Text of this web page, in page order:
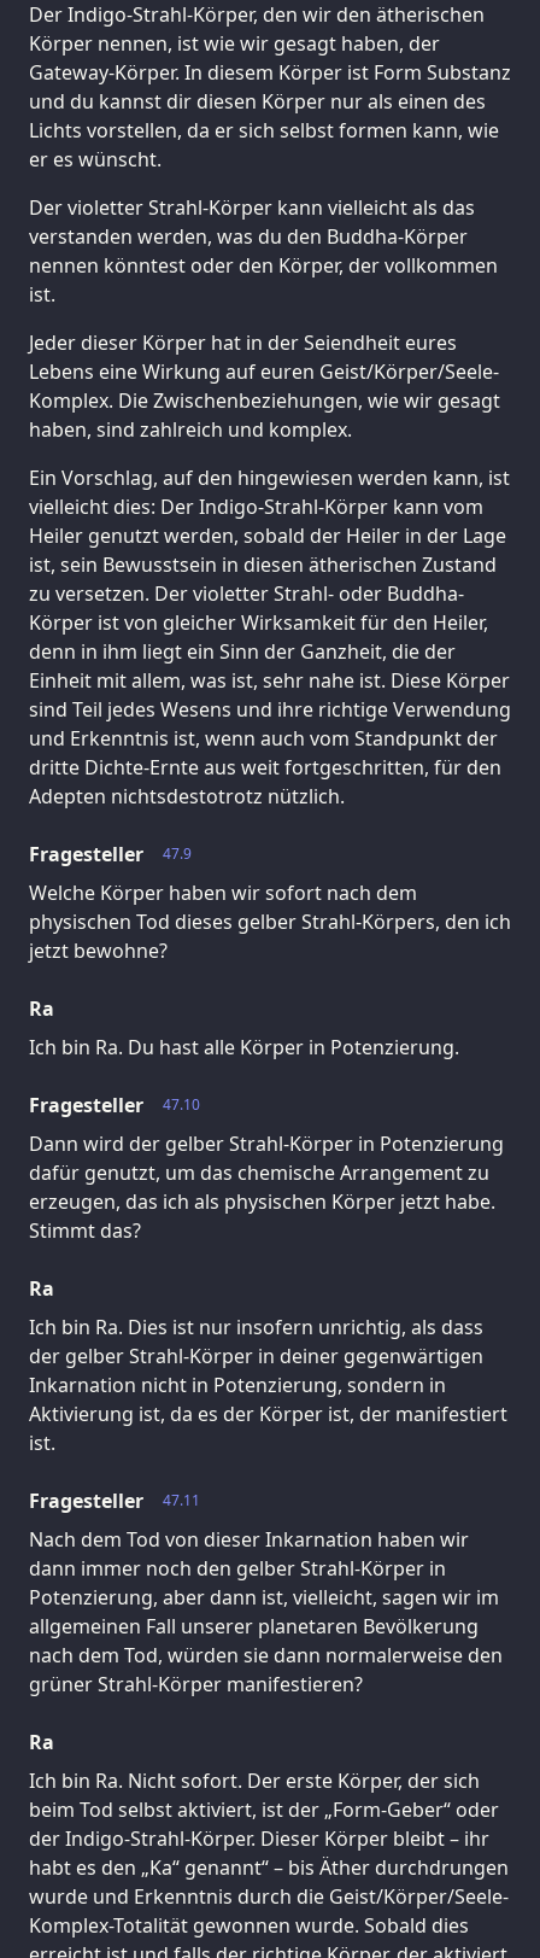
Der Indigo-Strahl-Körper, den wir den ätherischen
Körper nennen, ist wie wir gesagt haben, der
Gateway-Körper. In diesem Körper ist Form Substanz
und du kannst dir diesen Körper nur als einen des
Lichts vorstellen, da er sich selbst formen kann, wie
er es wünscht.
Der violetter Strahl-Körper kann vielleicht als das
verstanden werden, was du den Buddha-Körper
nennen könntest oder den Körper, der vollkommen
ist.
Jeder dieser Körper hat in der Seiendheit eures
Lebens eine Wirkung auf euren Geist/Körper/Seele-
Komplex. Die Zwischenbeziehungen, wie wir gesagt
haben, sind zahlreich und komplex.
Ein Vorschlag, auf den hingewiesen werden kann, ist
vielleicht dies: Der Indigo-Strahl-Körper kann vom
Heiler genutzt werden, sobald der Heiler in der Lage
ist, sein Bewusstsein in diesen ätherischen Zustand
zu versetzen. Der violetter Strahl- oder Buddha-
Körper ist von gleicher Wirksamkeit für den Heiler,
denn in ihm liegt ein Sinn der Ganzheit, die der
Einheit mit allem, was ist, sehr nahe ist. Diese Körper
sind Teil jedes Wesens und ihre richtige Verwendung
und Erkenntnis ist, wenn auch vom Standpunkt der
dritte Dichte-Ernte aus weit fortgeschritten, für den
Adepten nichtsdestotrotz nützlich.
47.9
Fragesteller
Welche Körper haben wir sofort nach dem
physischen Tod dieses gelber Strahl-Körpers, den ich
jetzt bewohne?
Ra
Ich bin Ra. Du hast alle Körper in Potenzierung.
47.10
Fragesteller
Dann wird der gelber Strahl-Körper in Potenzierung
dafür genutzt, um das chemische Arrangement zu
erzeugen, das ich als physischen Körper jetzt habe.
Stimmt das?
Ra
Ich bin Ra. Dies ist nur insofern unrichtig, als dass
der gelber Strahl-Körper in deiner gegenwärtigen
Inkarnation nicht in Potenzierung, sondern in
Aktivierung ist, da es der Körper ist, der manifestiert
ist.
47.11
Fragesteller
Nach dem Tod von dieser Inkarnation haben wir
dann immer noch den gelber Strahl-Körper in
Potenzierung, aber dann ist, vielleicht, sagen wir im
allgemeinen Fall unserer planetaren Bevölkerung
nach dem Tod, würden sie dann normalerweise den
grüner Strahl-Körper manifestieren?
Ra
Ich bin Ra. Nicht sofort. Der erste Körper, der sich
beim Tod selbst aktiviert, ist der „Form-Geber“ oder
der Indigo-Strahl-Körper. Dieser Körper bleibt – ihr
habt es den „Ka“ genannt“ – bis Äther durchdrungen
wurde und Erkenntnis durch die Geist/Körper/Seele-
Komplex-Totalität gewonnen wurde. Sobald dies